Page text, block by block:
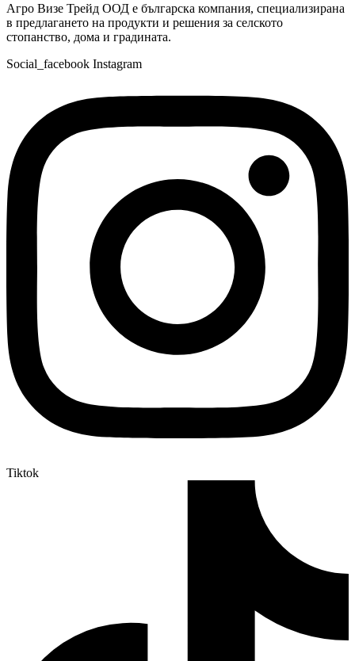
Агро Визе Трейд ООД е българска компания, специализирана
в предлагането на продукти и решения за селското
стопанство, дома и градината.
Social_facebook Instagram
Tiktok